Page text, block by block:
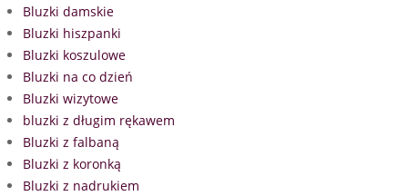
Bluzki damskie
Bluzki hiszpanki
Bluzki koszulowe
Bluzki na co dzień
Bluzki wizytowe
bluzki z długim rękawem
Bluzki z falbaną
Bluzki z koronką
Bluzki z nadrukiem